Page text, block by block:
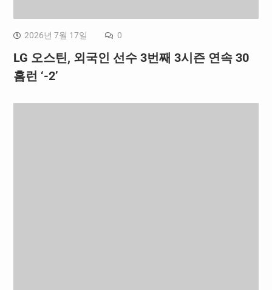
2026년 7월 17일 0
LG 오스틴, 외국인 선수 3번째 3시즌 연속 30
홈런 ‘-2’